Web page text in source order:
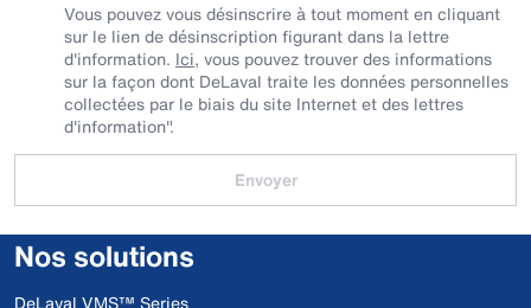
Vous pouvez vous désinscrire à tout moment en cliquant
sur le lien de désinscription figurant dans la lettre
d'information. Ici, vous pouvez trouver des informations
sur la façon dont DeLaval traite les données personnelles
collectées par le biais du site Internet et des lettres
d'information".
Envoyer
Nos solutions